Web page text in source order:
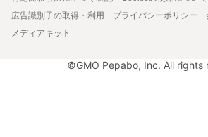
広告識別子の取得・利用
プライバシーポリシー
メディアキット
©GMO Pepabo, Inc. All rights